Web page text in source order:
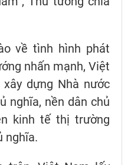
về tình hình phát
nhấn mạnh, Việt
dựng Nhà nước
nghĩa, nền dân chủ
kinh tế thị trường
nghĩa.